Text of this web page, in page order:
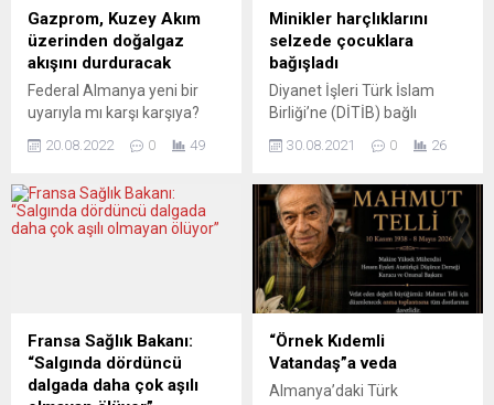
de ağır bir yük getirecek.
Rusya için Almanya önemli
bir ticaret ortağı....
geldi. Görüşmenin ardından
Almanya Savunma
Bakanlığı’nın sosyal medya
hesabından yapılan
paylaşımda Almanya...
Gazprom, Kuzey Akım
üzerinden doğalgaz
akışını durduracak
Federal Almanya yeni bir
uyarıyla mı karşı karşıya?
kesilecek. Rus enerji şirketi
hattından, tek kompresör
ünitesinin bakımı nedeniyle
açıklamada, Portovaya
kompresör istasyonundaki
tek gaz kompresör
ünitesinin, planlanmış teknik
20.08.2022 0 49
Minikler harçlıklarını
selzede çocuklara
bağışladı
Diyanet İşleri Türk İslam
Birliği’ne (DİTİB) bağlı
Kuran kursu öğrencileri,
harçlıkları selden zarar
gören ailelere ve çocuklara
ulaştırılmak üzere bağışladı.
7-11 yaş aralığındaki Kuran
kursu öğrencileri,
kumbaralarında biriktirdikleri
harçlıkları Karadeniz
bölgesinde Kastamonu,
Bartın ve Sinop şehirlerinde
meydana gelen sel felaketi
30.08.2021 0 26
Fransa Sağlık Bakanı:
“Salgında dördüncü
dalgada daha çok aşılı
“Örnek Kıdemli
Vatandaş”a veda
Almanya’daki Türk